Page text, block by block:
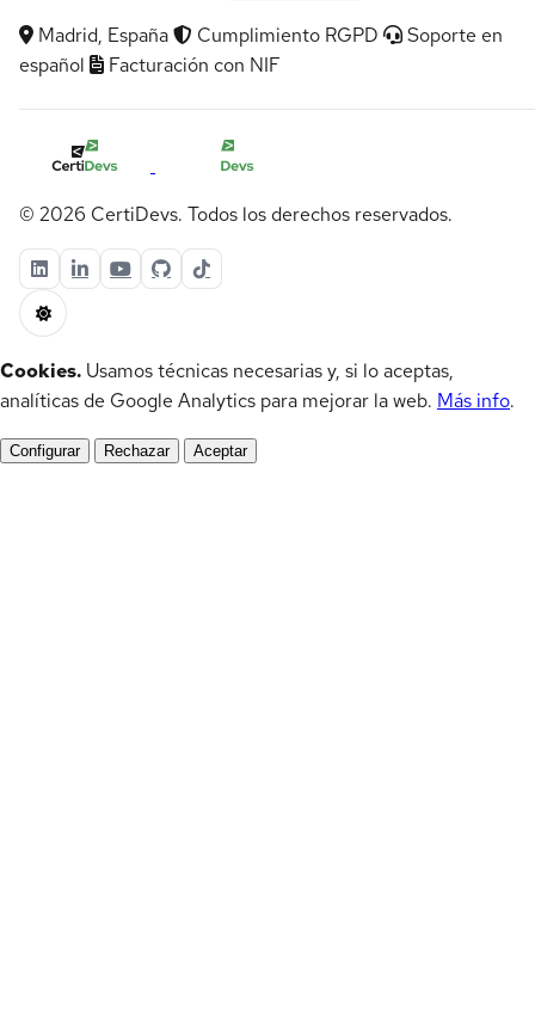
Madrid, España Cumplimiento RGPD
Soporte en
español
Facturación con NIF
© 2026 CertiDevs. Todos los derechos reservados.
Cookies. Usamos técnicas necesarias y, si lo aceptas,
analíticas de Google Analytics para mejorar la web. Más info.
Configurar Rechazar Aceptar